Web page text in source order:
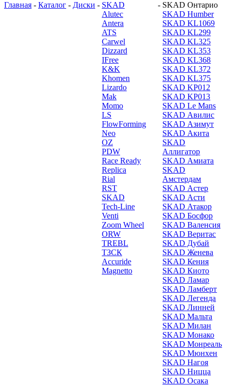
Главная - Каталог - Диски - SKAD
Alutec
Antera
ATS
Carwel
Dizzard
IFree
K&K
Khomen
Lizardo
Mak
Momo
LS
FlowForming
Neo
OZ
PDW
Race Ready
Replica
Rial
RST
SKAD
Tech-Line
Venti
Zoom Wheel
ORW
TREBL
ТЗСК
Accuride
Magnetto
- SKAD Онтарио
SKAD Humber
SKAD KL1069
SKAD KL299
SKAD KL325
SKAD KL353
SKAD KL368
SKAD KL372
SKAD KL375
SKAD KP012
SKAD KP013
SKAD Le Mans
SKAD Авилис
SKAD Азимут
SKAD Акита
SKAD
Аллигатор
SKAD Амиата
SKAD
Амстердам
SKAD Астер
SKAD Асти
SKAD Атакор
SKAD Босфор
SKAD Валенсия
SKAD Веритас
SKAD Дубай
SKAD Женева
SKAD Кения
SKAD Киото
SKAD Ламар
SKAD Ламберт
SKAD Легенда
SKAD Линней
SKAD Мальта
SKAD Милан
SKAD Монако
SKAD Монреаль
SKAD Мюнхен
SKAD Нагоя
SKAD Ницца
SKAD Осака